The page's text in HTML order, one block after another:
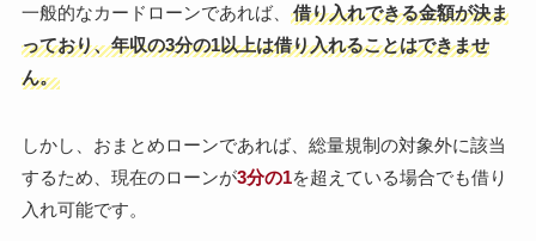
一般的なカードローンであれば、
借り入れできる金額が決ま
っており、年収の3分の1以上は借り入れることはできませ
ん。
しかし、おまとめローンであれば、総量規制の対象外に該当
するため、現在のローンが3分の1を超えている場合でも借り
入れ可能です。